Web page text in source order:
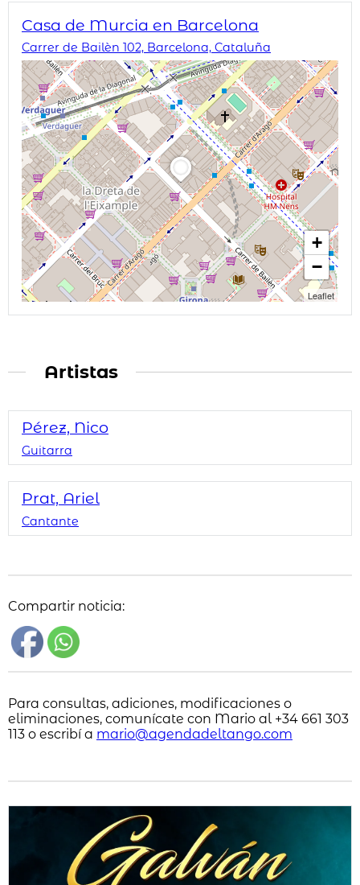
Casa de Murcia en Barcelona
Carrer de Bailèn 102, Barcelona, Cataluña
+
−
Leaflet
Artistas
Pérez, Nico
Guitarra
Prat, Ariel
Cantante
Compartir noticia:
Para consultas, adiciones, modificaciones o
eliminaciones, comunícate con Mario al +34 661 303
113 o escribí a mario@agendadeltango.com